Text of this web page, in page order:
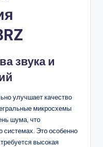
звука и
улучшает качество
микросхемы
шума, что
системах. Это особенно
высокая